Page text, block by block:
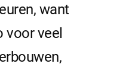
want
voor veel